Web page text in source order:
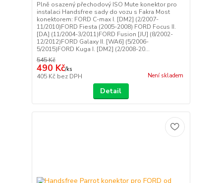
Plně osazený přechodový ISO Mute konektor pro
instalaci Handsfree sady do vozu s Fakra Most
konektorem: FORD C-max I. [DM2] (2/2007-
11/2010)FORD Fiesta (2005-2008) FORD Focus II.
[DA] (11/2004-3/2011)FORD Fusion [JU] (8/2002-
12/2012)FORD Galaxy II. [WA6] (5/2006-
5/2015)FORD Kuga I. [DM2] (2/2008-20...
545 Kč
490 Kč/ks
405 Kč bez DPH Není skladem
Detail